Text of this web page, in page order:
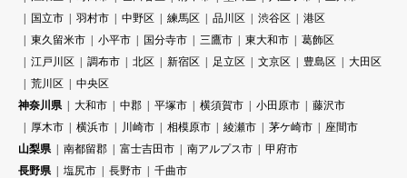
国立市
羽村市 中野区 練馬区 品川区 渋谷区
港区
東久留米市
小平市 国分寺市 三鷹市 東大和市
葛飾区
江戸川区
調布市 北区 新宿区 足立区 文京区 豊島区
大田区
荒川区
中央区
神奈川県
大和市 中郡 平塚市 横須賀市 小田原市
藤沢市
厚木市
横浜市 川崎市 相模原市 綾瀬市 茅ケ崎市
座間市
山梨県
南都留郡 富士吉田市 南アルプス市
甲府市
長野県
塩尻市 長野市
千曲市